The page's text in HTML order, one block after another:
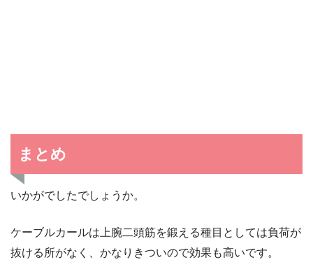
まとめ
いかがでしたでしょうか。
ケーブルカールは上腕二頭筋を鍛える種目としては負荷が
抜ける所がなく、かなりきついので効果も高いです。